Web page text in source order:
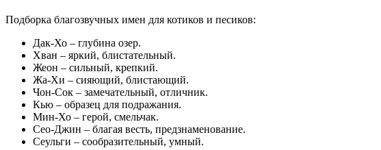
Подборка благозвучных имен для котиков и песиков:
Дак-Хо – глубина озер.
Хван – яркий, блистательный.
Жеон – сильный, крепкий.
Жа-Хи – сияющий, блистающий.
Чон-Сок – замечательный, отличник.
Кью – образец для подражания.
Мин-Хо – герой, смельчак.
Сео-Джин – благая весть, предзнаменование.
Сеульги – сообразительный, умный.